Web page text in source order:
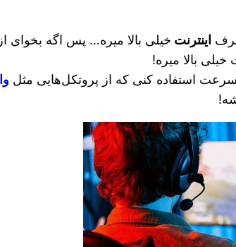
اینترنت خیلی بالا میره… پس اگه بخوای
بالا میره!
استفاده کنی که از پروتکل‌هایی مثل